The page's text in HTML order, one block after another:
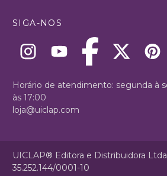
SIGA-NOS
Horário de atendimento: segunda à
às 17:00
loja@uiclap.com
UICLAP® Editora e Distribuidora
35.252.144/0001-10